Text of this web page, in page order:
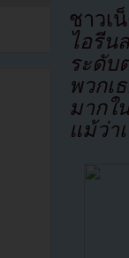
ชาวเ
ไอรีน
ระดับ
พวกเ
มากใ
แม้ว่า